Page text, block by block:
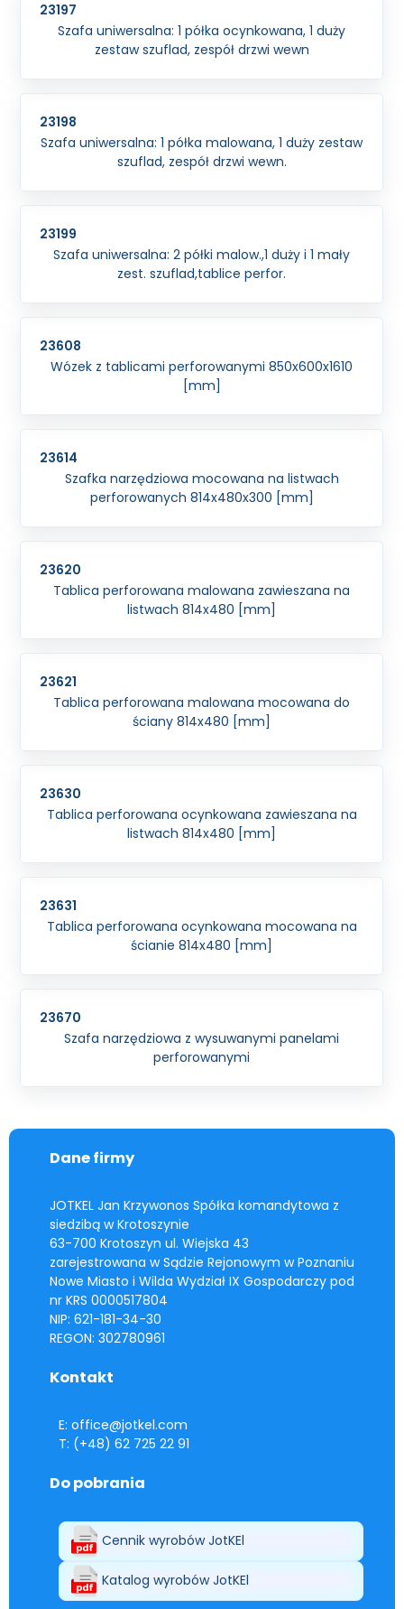
23197
Szafa uniwersalna: 1 półka ocynkowana, 1 duży
zestaw szuflad, zespół drzwi wewn
23198
Szafa uniwersalna: 1 półka malowana, 1 duży zestaw
szuflad, zespół drzwi wewn.
23199
Szafa uniwersalna: 2 półki malow.,1 duży i 1 mały
zest. szuflad,tablice perfor.
23608
Wózek z tablicami perforowanymi 850x600x1610
[mm]
23614
Szafka narzędziowa mocowana na listwach
perforowanych 814x480x300 [mm]
23620
Tablica perforowana malowana zawieszana na
listwach 814x480 [mm]
23621
Tablica perforowana malowana mocowana do
ściany 814x480 [mm]
23630
Tablica perforowana ocynkowana zawieszana na
listwach 814x480 [mm]
23631
Tablica perforowana ocynkowana mocowana na
ścianie 814x480 [mm]
23670
Szafa narzędziowa z wysuwanymi panelami
perforowanymi
Dane firmy
JOTKEL Jan Krzywonos Spółka komandytowa z
siedzibą w Krotoszynie
63-700 Krotoszyn ul. Wiejska 43
zarejestrowana w Sądzie Rejonowym w Poznaniu
Nowe Miasto i Wilda Wydział IX Gospodarczy pod
nr KRS 0000517804
NIP: 621-181-34-30
REGON: 302780961
Kontakt
E: office@jotkel.com
T: (+48) 62 725 22 91
Do pobrania
Cennik wyrobów JotKEl
Katalog wyrobów JotKEl